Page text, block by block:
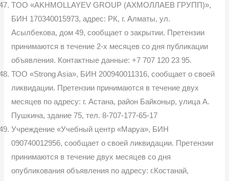
TOO «AKHMOLLAYEV GROUP (АХМОЛЛАЕВ ГРУПП)»,
БИН 170340015973, адрес: РК, г. Алматы, ул.
Асылбекова, дом 49, сообщает о закрытии. Претензии
принимаются в течение 2-х месяцев со дня публикации
объявления. Контактные данные: +7 707 120 23 95.
ТОО «Strong Asia», БИН 200940011316, сообщает о своей
ликвидации. Претензии принимаются в течение двух
месяцев по адресу: г. Астана, район Байконыр, улица А.
Пушкина, здание 75, тел. 8-707-177-65-17
Учреждение «Учебный центр «Маруа», БИН
090740012956, сообщает о своей ликвидации. Претензии
принимаются в течение двух месяцев со дня
опубликования объявления по адресу: г.Костанай,